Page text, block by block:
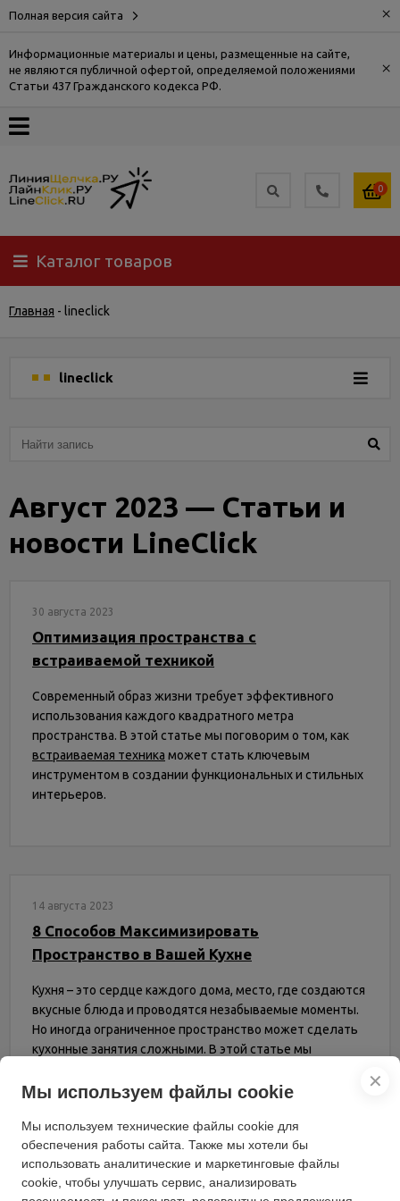
Полная версия сайта ×
Информационные материалы и цены, размещенные на сайте,
не являются публичной офертой, определяемой положениями
Статьи 437 Гражданского кодекса РФ.
×
О
Доставка
Самовывоз
Гарантия
сервис
Статьи
и
новости
0
Каталог товаров
Главная - lineclick
Август 2023 — Статьи и
новости LineClick
30 августа 2023
Оптимизация пространства с
встраиваемой техникой
Современный образ жизни требует эффективного
использования каждого квадратного метра
пространства. В этой статье мы поговорим о том, как
встраиваемая техника может стать ключевым
инструментом в создании функциональных и стильных
интерьеров.
14 августа 2023
8 Способов Максимизировать
Пространство в Вашей Кухне
Кухня – это сердце каждого дома, место, где создаются
вкусные блюда и проводятся незабываемые моменты.
Но иногда ограниченное пространство может сделать
кухонные занятия сложными. В этой статье мы
пространство в вашей кухне, сделав ее более
lineclick
✕
Мы используем файлы cookie
Мы используем технические файлы cookie для
обеспечения работы сайта. Также мы хотели бы
использовать аналитические и маркетинговые файлы
cookie, чтобы улучшать сервис, анализировать